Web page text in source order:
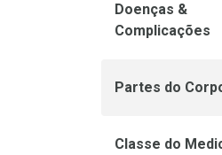
Doenças &
Complicações
Partes do
Classe do